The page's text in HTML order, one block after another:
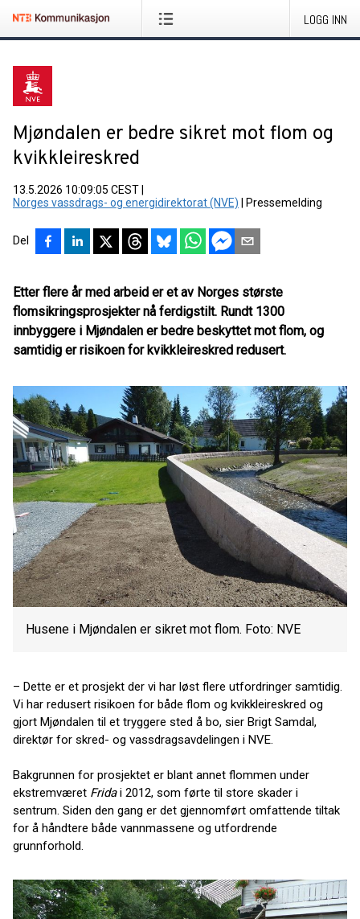
LOGG INN
Mjøndalen er bedre sikret mot flom og
kvikkleireskred
13.5.2026 10:09:05 CEST
Norges vassdrags- og energidirektorat (NVE)
Pressemelding
Del
Etter flere år med arbeid er et av Norges største
flomsikringsprosjekter nå ferdigstilt. Rundt 1300
innbyggere i Mjøndalen er bedre beskyttet mot flom, og
samtidig er risikoen for kvikkleireskred redusert.
Husene i Mjøndalen er sikret mot flom. Foto: NVE
– Dette er et prosjekt der vi har løst flere utfordringer samtidig.
Vi har redusert risikoen for både flom og kvikkleireskred og
gjort Mjøndalen til et tryggere sted å bo, sier Brigt Samdal,
direktør for skred- og vassdragsavdelingen i NVE.
Bakgrunnen for prosjektet er blant annet flommen under
ekstremværet Fridai 2012, som førte til store skader i
sentrum. Siden den gang er det gjennomført omfattende tiltak
for å håndtere både vannmassene og utfordrende
grunnforhold.